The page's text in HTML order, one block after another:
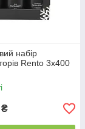
набір
Rento 3х400
₴